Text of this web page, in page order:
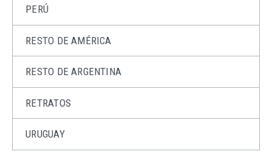
PERÚ
RESTO DE AMÉRICA
RESTO DE ARGENTINA
RETRATOS
URUGUAY